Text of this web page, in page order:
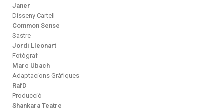
Janer
Disseny Cartell
Common Sense
Sastre
Jordi Lleonart
Fotògraf
Marc Ubach
Adaptacions Gràfiques
RafD
Producció
Shankara Teatre